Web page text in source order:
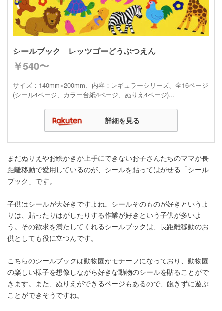
シールブック レッツゴーどうぶつえん
￥540〜
サイズ：140mm×200mm、内容：レギュラーシリーズ、全16ページ
(シール4ページ、カラー台紙4ページ、ぬりえ4ページ)...
詳細を見る
まだぬりえやお絵かきが上手にできないお子さんたちのママが長
距離移動で愛用しているのが、シールを貼ってはがせる「シール
ブック」です。
子供はシールが大好きですよね。シールそのものが好きというよ
りは、貼ったりはがしたりする作業が好きという子供が多いよ
う。その欲求を満たしてくれるシールブックは、長距離移動のお
供としても役に立つんです。
こちらのシールブックは動物園がモチーフになっており、動物園
の楽しい様子を想像しながら好きな動物のシールを貼ることがで
きます。また、ぬりえができるページもあるので、飽きずに遊ぶ
ことができそうですね。